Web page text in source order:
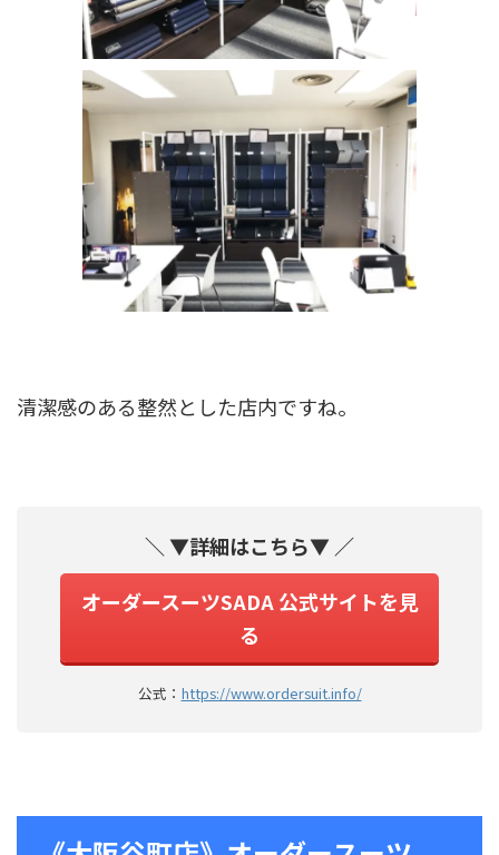
清潔感のある整然とした店内ですね。
＼ ▼詳細はこちら▼ ／
オーダースーツSADA 公式サイトを見
る
公式： https://www.ordersuit.info/